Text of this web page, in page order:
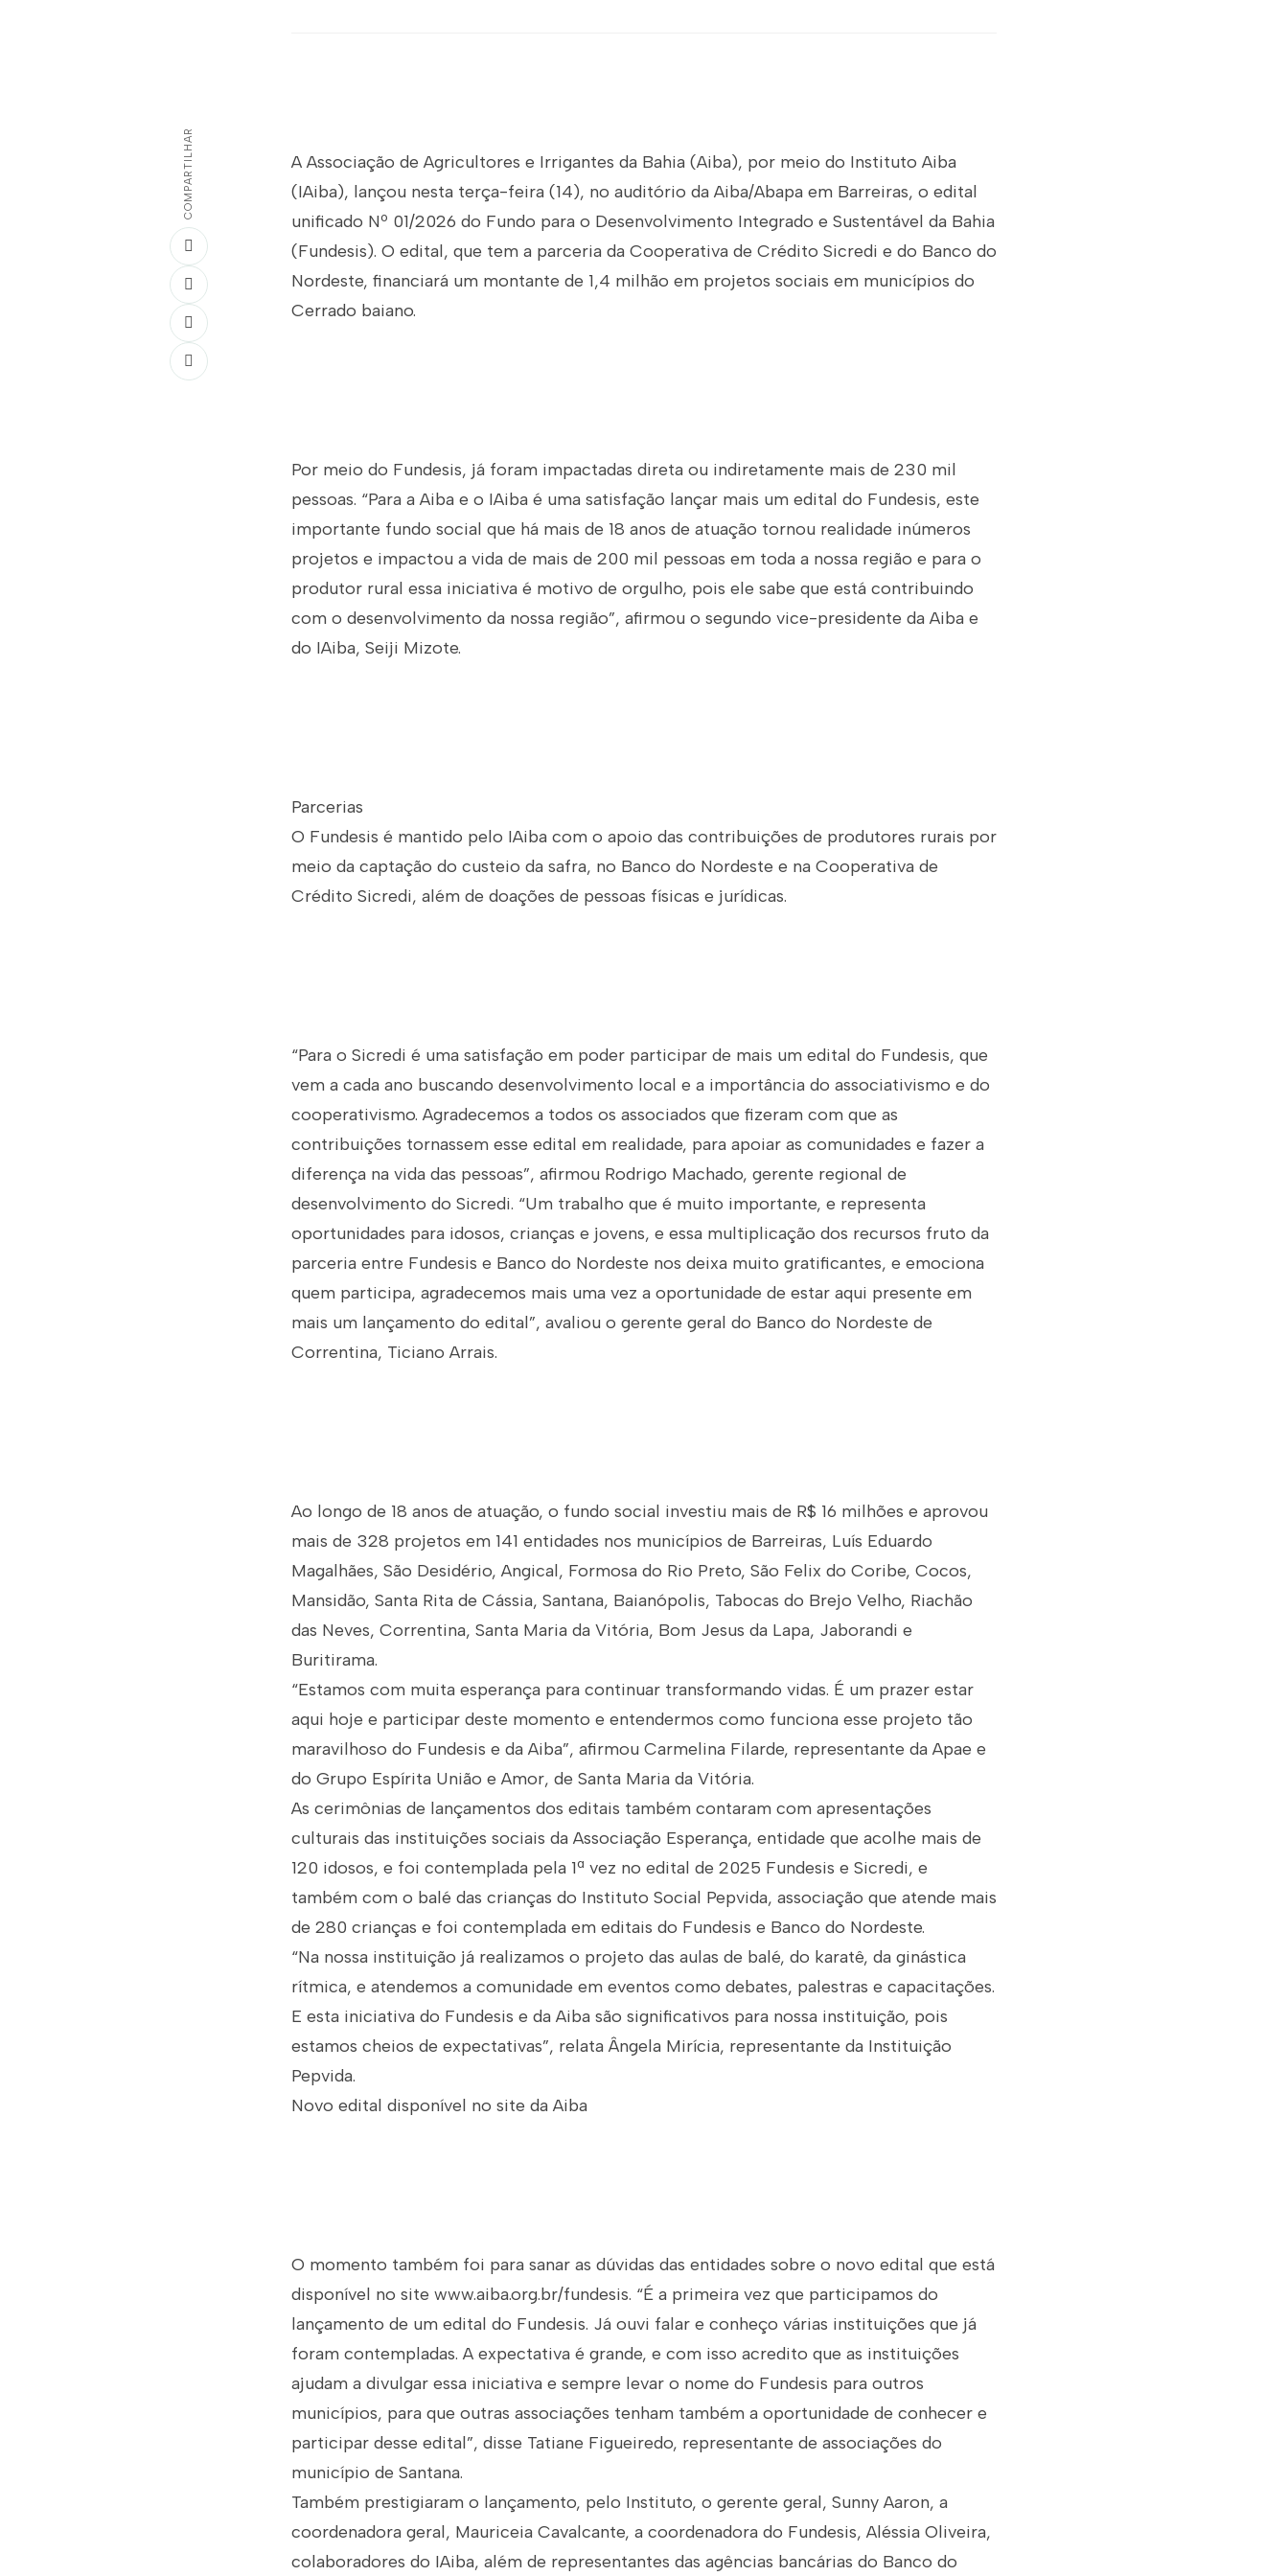
COMPARTILHAR
A Associação de Agricultores e Irrigantes da Bahia (Aiba), por meio do Instituto Aiba
(IAiba), lançou nesta terça-feira (14), no auditório da Aiba/Abapa em Barreiras, o edital
unificado Nº 01/2026 do Fundo para o Desenvolvimento Integrado e Sustentável da Bahia
(Fundesis). O edital, que tem a parceria da Cooperativa de Crédito Sicredi e do Banco do
Nordeste, financiará um montante de 1,4 milhão em projetos sociais em municípios do
Cerrado baiano.
Por meio do Fundesis, já foram impactadas direta ou indiretamente mais de 230 mil
pessoas. “Para a Aiba e o IAiba é uma satisfação lançar mais um edital do Fundesis, este
importante fundo social que há mais de 18 anos de atuação tornou realidade inúmeros
projetos e impactou a vida de mais de 200 mil pessoas em toda a nossa região e para o
produtor rural essa iniciativa é motivo de orgulho, pois ele sabe que está contribuindo
com o desenvolvimento da nossa região”, afirmou o segundo vice-presidente da Aiba e
do IAiba, Seiji Mizote.
Parcerias
O Fundesis é mantido pelo IAiba com o apoio das contribuições de produtores rurais por
meio da captação do custeio da safra, no Banco do Nordeste e na Cooperativa de
Crédito Sicredi, além de doações de pessoas físicas e jurídicas.
“Para o Sicredi é uma satisfação em poder participar de mais um edital do Fundesis, que
vem a cada ano buscando desenvolvimento local e a importância do associativismo e do
cooperativismo. Agradecemos a todos os associados que fizeram com que as
contribuições tornassem esse edital em realidade, para apoiar as comunidades e fazer a
diferença na vida das pessoas”, afirmou Rodrigo Machado, gerente regional de
desenvolvimento do Sicredi. “Um trabalho que é muito importante, e representa
oportunidades para idosos, crianças e jovens, e essa multiplicação dos recursos fruto da
parceria entre Fundesis e Banco do Nordeste nos deixa muito gratificantes, e emociona
quem participa, agradecemos mais uma vez a oportunidade de estar aqui presente em
mais um lançamento do edital”, avaliou o gerente geral do Banco do Nordeste de
Correntina, Ticiano Arrais.
Ao longo de 18 anos de atuação, o fundo social investiu mais de R$ 16 milhões e aprovou
mais de 328 projetos em 141 entidades nos municípios de Barreiras, Luís Eduardo
Magalhães, São Desidério, Angical, Formosa do Rio Preto, São Felix do Coribe, Cocos,
Mansidão, Santa Rita de Cássia, Santana, Baianópolis, Tabocas do Brejo Velho, Riachão
das Neves, Correntina, Santa Maria da Vitória, Bom Jesus da Lapa, Jaborandi e
Buritirama.
“Estamos com muita esperança para continuar transformando vidas. É um prazer estar
aqui hoje e participar deste momento e entendermos como funciona esse projeto tão
maravilhoso do Fundesis e da Aiba”, afirmou Carmelina Filarde, representante da Apae e
do Grupo Espírita União e Amor, de Santa Maria da Vitória.
As cerimônias de lançamentos dos editais também contaram com apresentações
culturais das instituições sociais da Associação Esperança, entidade que acolhe mais de
120 idosos, e foi contemplada pela 1ª vez no edital de 2025 Fundesis e Sicredi, e
também com o balé das crianças do Instituto Social Pepvida, associação que atende mais
de 280 crianças e foi contemplada em editais do Fundesis e Banco do Nordeste.
“Na nossa instituição já realizamos o projeto das aulas de balé, do karatê, da ginástica
rítmica, e atendemos a comunidade em eventos como debates, palestras e capacitações.
E esta iniciativa do Fundesis e da Aiba são significativos para nossa instituição, pois
estamos cheios de expectativas”, relata Ângela Mirícia, representante da Instituição
Pepvida.
Novo edital disponível no site da Aiba
O momento também foi para sanar as dúvidas das entidades sobre o novo edital que está
disponível no site www.aiba.org.br/fundesis. “É a primeira vez que participamos do
lançamento de um edital do Fundesis. Já ouvi falar e conheço várias instituições que já
foram contempladas. A expectativa é grande, e com isso acredito que as instituições
ajudam a divulgar essa iniciativa e sempre levar o nome do Fundesis para outros
municípios, para que outras associações tenham também a oportunidade de conhecer e
participar desse edital”, disse Tatiane Figueiredo, representante de associações do
município de Santana.
Também prestigiaram o lançamento, pelo Instituto, o gerente geral, Sunny Aaron, a
coordenadora geral, Mauriceia Cavalcante, a coordenadora do Fundesis, Aléssia Oliveira,
colaboradores do IAiba, além de representantes das agências bancárias do Banco do